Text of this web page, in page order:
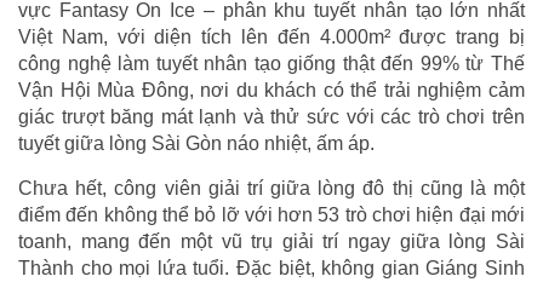
vực Fantasy On Ice – phân khu tuyết nhân tạo lớn nhất
Việt Nam, với diện tích lên đến 4.000m² được trang bị
công nghệ làm tuyết nhân tạo giống thật đến 99% từ Thế
Vận Hội Mùa Đông, nơi du khách có thể trải nghiệm cảm
giác trượt băng mát lạnh và thử sức với các trò chơi trên
tuyết giữa lòng Sài Gòn náo nhiệt, ấm áp.
Chưa hết, công viên giải trí giữa lòng đô thị cũng là một
điểm đến không thể bỏ lỡ với hơn 53 trò chơi hiện đại mới
toanh, mang đến một vũ trụ giải trí ngay giữa lòng Sài
Thành cho mọi lứa tuổi. Đặc biệt, không gian Giáng Sinh